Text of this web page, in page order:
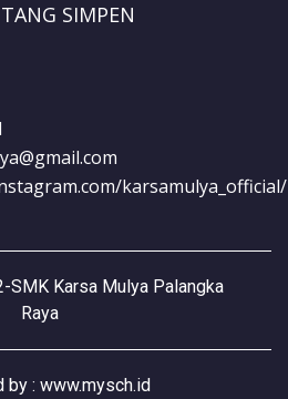
SIMPEN
karsamulya_official/
SMK Karsa Mulya Palangka
Raya
by : www.mysch.id